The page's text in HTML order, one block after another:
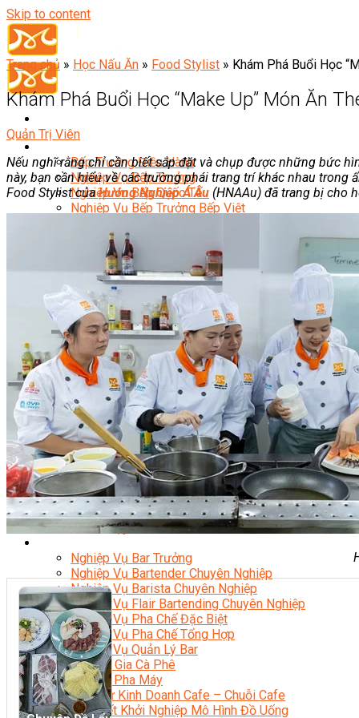
Skip to content
Bếp Trưởng Điều Hành
Nghiệp Vụ Bếp Trưởng
Nghiệp Vụ Bếp Quốc Tế
Nghiệp Vụ Bếp Trưởng Bếp Việt
Nghiệp Vụ Bếp Trưởng Bếp Á
Nghiệp Vụ Bếp Trưởng Bếp Nhật
Nghiệp Vụ Bếp Trưởng Bếp Hoa
Nghiệp Vụ Bếp Hàn
Nghiệp Vụ Bếp Thái
Nghiệp Vụ Bếp Chay
Nghiệp Vụ Quản Lý Bếp
Nghiệp Vụ Cấp Dưỡng
Nghiệp Vụ Bếp Phụ
Điểm Tâm Hồng Kông
Eat Clean
Food Stylist
Master Class
Bếp Gia Đình
Học Nấu Ăn Mở Quán
Chuyên Đề Bếp Nóng
Khởi Sự Kinh Doanh Ngành F&B
Khởi Sự Kinh Doanh Nhà Hàng
Bí Quyết Kinh Doanh và Vận Hành Mô Hình Ẩm Thực
Video Dạy Nấu Ăn
Nghiệp Vụ Bar Trưởng
Nghiệp Vụ Bartender Chuyên Nghiệp
Nghiệp Vụ Barista Chuyên Nghiệp
Nghiệp Vụ Flair Bartending Chuyên Nghiệp
Nghiệp Vụ Pha Chế Đặc Biệt
Nghiệp Vụ Pha Chế Tổng Hợp
Nghiệp Vụ Quản Lý Bar
Chuyên Gia Cà Phê
Cà Phê Pha Máy
Khởi Sự Kinh Doanh Cafe – Chuỗi Cafe
Bí Quyết Khởi Nghiệp Mô Hình Đồ Uống
Trang chủ » Học Nấu Ăn » Food Stylist » Khám Phá Buổi Học
Khám Phá Buổi Học “Make Up” Món Ăn
Quản Trị Viên
Nếu nghĩ rằng chỉ cần biết sắp đặt và chụp được những bức
này, bạn cần hiểu về các trường phái trang trí khác nhau trong
Food Stylist củaHướng Nghiệp Á Âu (HNAAu) đã trang bị cho